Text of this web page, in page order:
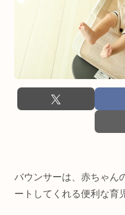
バウンサーは、赤ちゃん
ートしてくれる便利な育